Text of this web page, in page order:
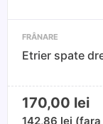
FRÂNARE
Etrier spate
170,00 lei
142,86 lei